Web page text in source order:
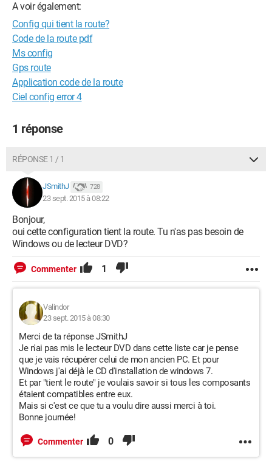
- Processeur : Intel Core i5 4590
- Carte graphique : MSI GeForce GTX 750 Ti OC - 2 Go
- Ram : Kit Extreme3 2x4 Go Ripjaws X 1600 MHz CAS9
TOTAL : ~700 euros
modifier?
A voir également:
Config qui tient la route?
Code de la route pdf
Ms config
Gps route
Application code de la route
Ciel config error 4
1 réponse
RÉPONSE 1 / 1
JSmithJ 728
23 sept. 2015 à 08:22
Bonjour,
oui cette configuration tient la route. Tu n'as pas besoin de
Windows ou de lecteur DVD?
Commenter 1
Valindor
23 sept. 2015 à 08:30
Merci de ta réponse JSmithJ
Je n'ai pas mis le lecteur DVD dans cette liste car je pense
que je vais récupérer celui de mon ancien PC. Et pour
Windows j'ai déjà le CD d'installation de windows 7.
Et par "tient le route" je voulais savoir si tous les composants
étaient compatibles entre eux.
Mais si c'est ce que tu a voulu dire aussi merci à toi.
Bonne journée!
Commenter 0